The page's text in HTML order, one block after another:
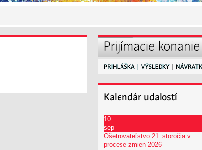
Kalendárudalostí
10
sep
Ošetrovateľstvo 21. storočia v
procese zmien 2026